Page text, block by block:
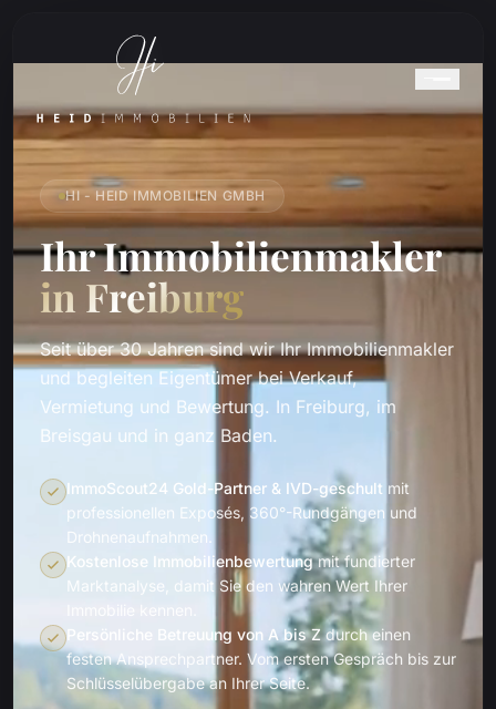
HI - HEID IMMOBILIEN GMBH
Ihr Immobilienmakler
in Freiburg
Seit über 30 Jahren sind wir Ihr Immobilienmakler
und begleiten Eigentümer bei Verkauf,
Vermietung und Bewertung. In Freiburg, im
Breisgau und in ganz Baden.
ImmoScout24 Gold-Partner & IVD-geschult mit
professionellen Exposés, 360°-Rundgängen und
Drohnenaufnahmen.
Kostenlose Immobilienbewertungmit fundierter
Marktanalyse, damit Sie den wahren Wert Ihrer
Immobilie kennen.
Persönliche Betreuung von A bis Zdurch einen
festen Ansprechpartner. Vom ersten Gespräch bis zur
Schlüsselübergabe an Ihrer Seite.